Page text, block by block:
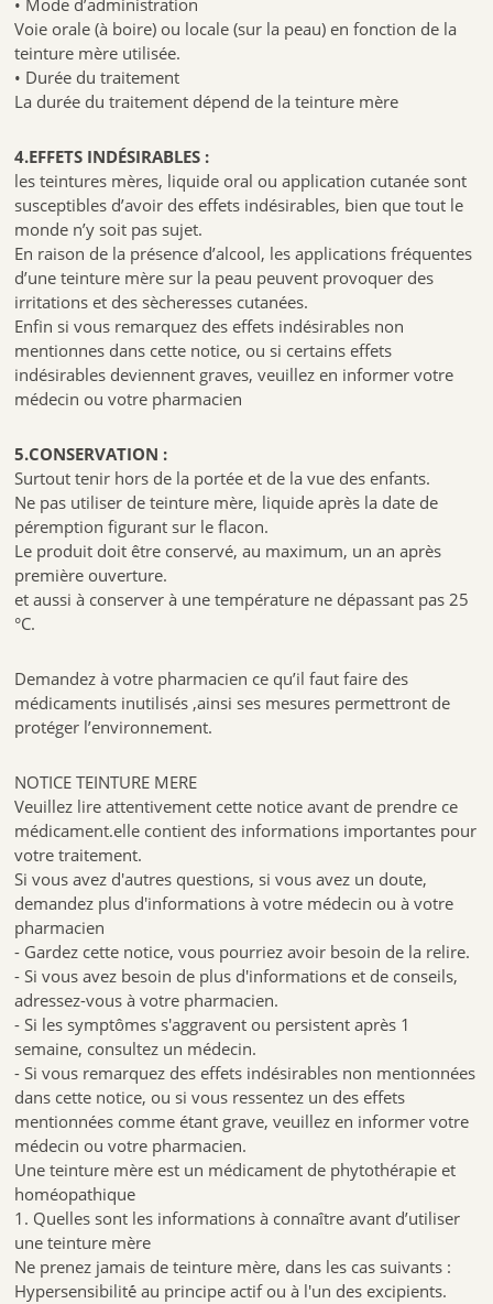
Voie orale (à boire) ou locale (sur la peau) en fonction de la
teinture mère utilisée.
• Durée du traitement
La durée du traitement dépend de la teinture mère
4.EFFETS INDÉSIRABLES :
les teintures mères, liquide oral ou application cutanée sont
susceptibles d’avoir des effets indésirables, bien que tout le
monde n’y soit pas sujet.
En raison de la présence d’alcool, les applications fréquentes
d’une teinture mère sur la peau peuvent provoquer des
irritations et des sècheresses cutanées.
Enfin si vous remarquez des effets indésirables non
mentionnes dans cette notice, ou si certains effets
indésirables deviennent graves, veuillez en informer votre
médecin ou votre pharmacien
5.CONSERVATION :
Surtout tenir hors de la portée et de la vue des enfants.
Ne pas utiliser de teinture mère, liquide après la date de
péremption figurant sur le flacon.
Le produit doit être conservé, au maximum, un an après
première ouverture.
et aussi à conserver à une température ne dépassant pas 25
°C.
Demandez à votre pharmacien ce qu’il faut faire des
médicaments inutilisés ,ainsi ses mesures permettront de
protéger l’environnement.
NOTICE TEINTURE MERE
Veuillez lire attentivement cette notice avant de prendre ce
médicament.elle contient des informations importantes pour
votre traitement.
Si vous avez d'autres questions, si vous avez un doute,
demandez plus d'informations à votre médecin ou à votre
pharmacien
- Gardez cette notice, vous pourriez avoir besoin de la relire.
- Si vous avez besoin de plus d'informations et de conseils,
adressez-vous à votre pharmacien.
- Si les symptômes s'aggravent ou persistent après 1
semaine, consultez un médecin.
- Si vous remarquez des effets indésirables non mentionnées
dans cette notice, ou si vous ressentez un des effets
mentionnées comme étant grave, veuillez en informer votre
médecin ou votre pharmacien.
Une teinture mère est un médicament de phytothérapie et
homéopathique
1. Quelles sont les informations à connaître avant d’utiliser
une teinture mère
Ne prenez jamais de teinture mère, dans les cas suivants :
Hypersensibilité́ au principe actif ou à l'un des excipients.